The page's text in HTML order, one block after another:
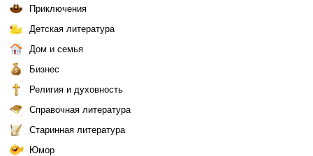
Приключения
Детская литература
Дом и семья
Бизнес
Религия и духовность
Справочная литература
Старинная литература
Юмор